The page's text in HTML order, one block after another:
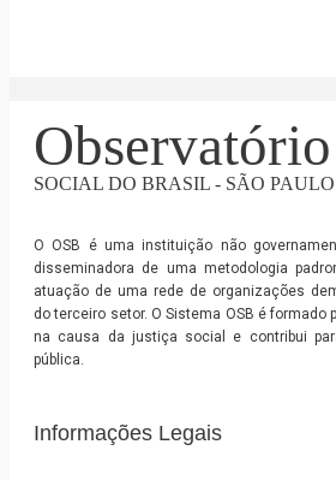
Observatório
SOCIAL DO BRASIL - SÃO PAULO
O OSB é uma instituição não
disseminadora de uma metodologia
atuação de uma rede de organizações
do terceiro setor. O Sistema OSB é formado
na causa da justiça social e contribui
pública.
Informações Legais